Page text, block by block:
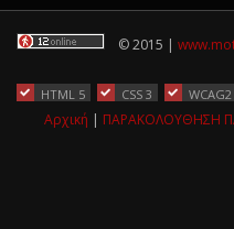
© 2015 |
HTML 5 CSS 3 WCAG2
Αρχική ΠΑΡΑΚΟΛΟΥΘΗΣΗ